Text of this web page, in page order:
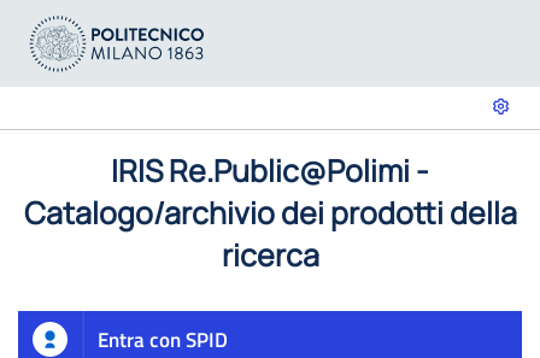
IRIS Re.Public@Polimi -
Catalogo/archivio dei prodotti della
ricerca
Entra con SPID